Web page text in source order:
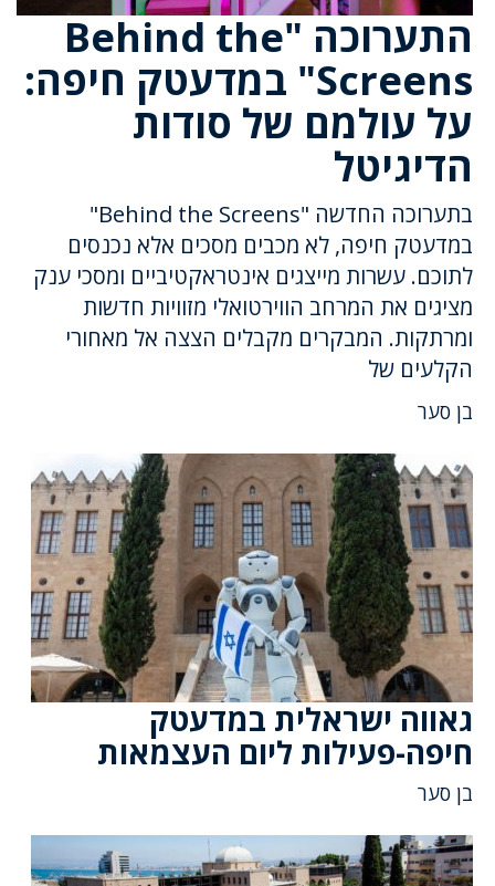
התערוכה "Behind the
Screens" במדעטק חיפה:
על עולמם של סודות
הדיגיטל
בתערוכה החדשה "Behind the Screens"
במדעטק חיפה, לא מכבים מסכים אלא נכנסים
לתוכם. עשרות מייצגים אינטראקטיביים ומסכי ענק
מציגים את המרחב הווירטואלי מזוויות חדשות
ומרתקות. המבקרים מקבלים הצצה אל מאחורי
הקלעים של
בן סער
גאווה ישראלית במדעטק
חיפה-פעילות ליום העצמאות
בן סער